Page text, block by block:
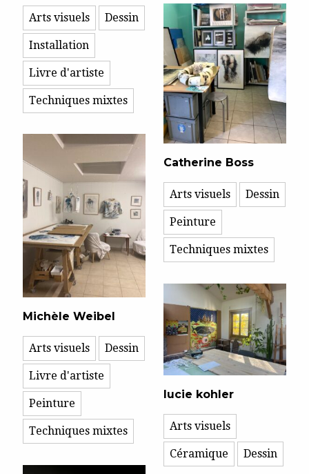
Arts visuels Dessin
Installation
Livre d'artiste
Techniques mixtes
Catherine Boss
Arts visuels Dessin
Peinture
Techniques mixtes
Michèle Weibel
Arts visuels Dessin
Livre d'artiste
Peinture
Techniques mixtes
lucie kohler
Arts visuels
Céramique Dessin